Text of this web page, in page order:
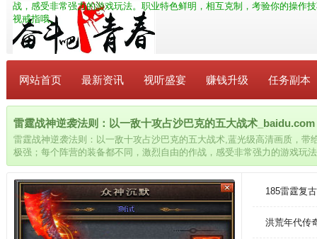
战，感受非常强力的游戏玩法。职业特色鲜明，相互克制，考验你的操作
视戒指哦。
网站首页 最新资讯 视听盛宴 赚钱升级 任务副本
雷霆战神逆袭法则：以一敌十攻占沙巴克的五大战术_baidu.com
雷霆战神逆袭法则：以一敌十攻占沙巴克的五大战术,蓝光级高清画质，带
极强；每个阵营的装备都不同，激烈自由的作战，感受非常强力的游戏玩
的操作技巧，从容走位畅快对战。全天小时都有玩家在线竞技，语音交流
指哦。
185雷霆复
洪荒年代传